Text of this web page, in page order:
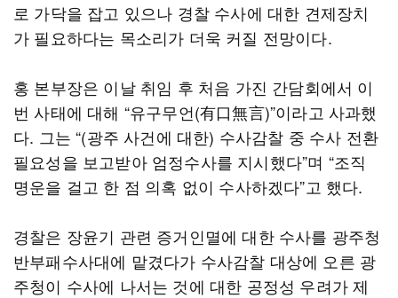
로 가닥을 잡고 있으나 경찰 수사에 대한 견제장치
가 필요하다는 목소리가 더욱 커질 전망이다.
홍 본부장은 이날 취임 후 처음 가진 간담회에서 이
번 사태에 대해 “유구무언(有口無言)”이라고 사과했
다. 그는 “(광주 사건에 대한) 수사감찰 중 수사 전환
필요성을 보고받아 엄정수사를 지시했다”며 “조직
명운을 걸고 한 점 의혹 없이 수사하겠다”고 했다.
경찰은 장윤기 관련 증거인멸에 대한 수사를 광주청
반부패수사대에 맡겼다가 수사감찰 대상에 오른 광
주청이 수사에 나서는 것에 대한 공정성 우려가 제